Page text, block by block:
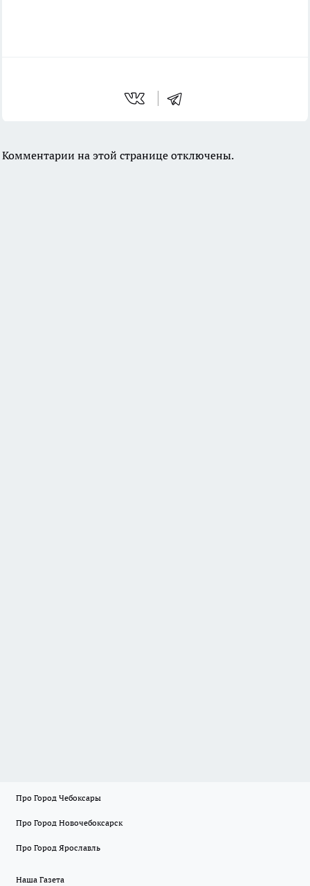
Комментарии на этой странице отключены.
Про Город Чебоксары
Про Город Новочебоксарск
Про Город Ярославль
Наша Газета